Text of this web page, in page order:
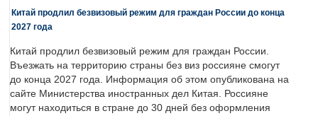
Китай продлил безвизовый режим для граждан России до конца
2027 года
Китай продлил безвизовый режим для граждан России.
Въезжать на территорию страны без виз россияне смогут
до конца 2027 года. Информация об этом опубликована на
сайте Министерства иностранных дел Китая. Россияне
могут находиться в стране до 30 дней без оформления